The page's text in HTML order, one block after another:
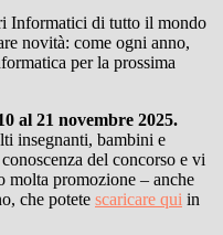
Informatici di tutto il mondo
novità: come ogni anno,
per la prossima
al 21 novembre 2025.
insegnanti, bambini e
del concorso e vi
molta promozione – anche
che potete scaricare qui in